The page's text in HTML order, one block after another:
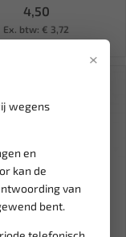
×
wegens
en
kan de
van
bent.
4,50
Ex. btw: € 3,72